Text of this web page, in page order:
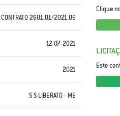
CONTRATO 2601.01/2021.06
12-07-2021
2021
S S LIBERATO - ME
Clique
Este